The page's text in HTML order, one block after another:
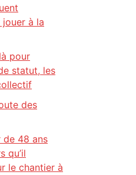
à la
pour
statut, les
des
de 48 ans
qu’il
le chantier à